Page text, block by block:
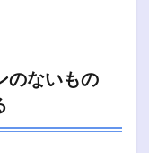
のないもの